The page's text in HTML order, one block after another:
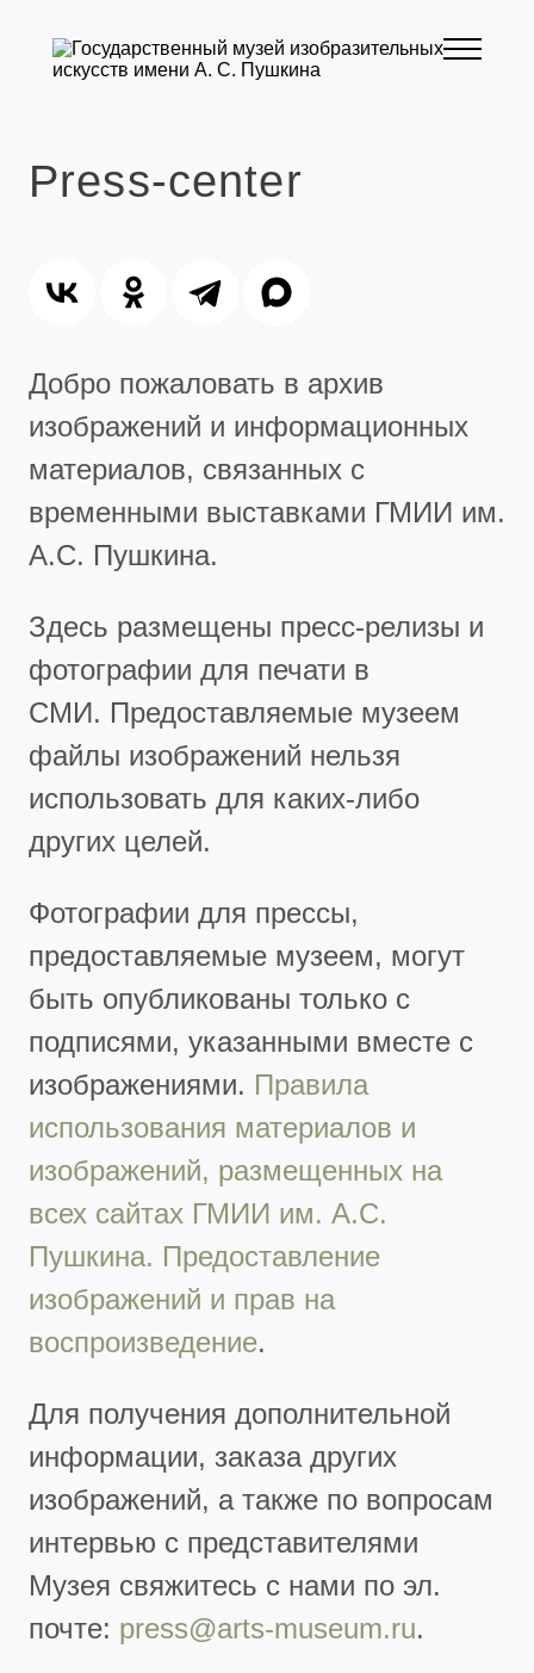
Press-center
Добро пожаловать в архив
изображений и информационных
материалов, связанных с
временными выставками ГМИИ им.
А.С. Пушкина.
Здесь размещены пресс-релизы и
фотографии для печати в
СМИ. Предоставляемые музеем
файлы изображений нельзя
использовать для каких-либо
других целей.
Фотографии для прессы,
предоставляемые музеем, могут
быть опубликованы только с
подписями, указанными вместе с
изображениями. Правила
использования материалов и
изображений, размещенных на
всех сайтах ГМИИ им. А.С.
Пушкина. Предоставление
изображений и прав на
воспроизведение.
Для получения дополнительной
информации, заказа других
изображений, а также по вопросам
интервью с представителями
Музея свяжитесь с нами по эл.
почте: press@arts-museum.ru.